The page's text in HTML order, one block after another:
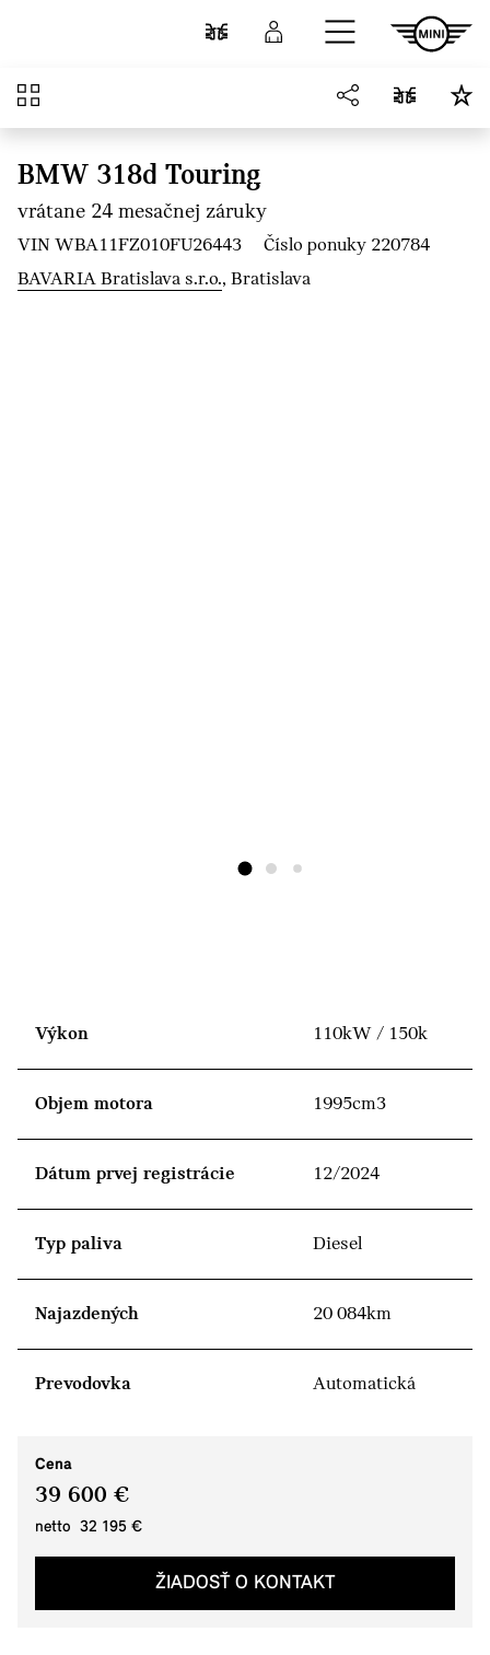
Porovnať Prihlásenie
Prehľad
BMW 318d Touring
vrátane 24 mesačnej záruky
VIN WBA11FZ010FU26443
Číslo ponuky 220784
BAVARIA Bratislava s.r.o., Bratislava
Výkon 110kW / 150k
Objem motora 1995cm3
Dátum prvej registrácie 12/2024
Typ paliva Diesel
Najazdených 20 084km
Prevodovka Automatická
Cena
39 600 €
netto 32 195 €
ŽIADOSŤ O KONTAKT